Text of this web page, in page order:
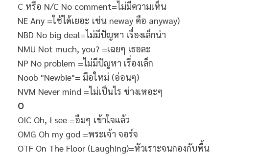
C หรือ N/C No comment=ไม่มีความเห็น
NE Any =ใช้ได้เยอะ เช่น neway คือ anyway)
NBD No big deal=ไม่มีปัญหา เรื่องเล็กน่า
NMU Not much, you? =เฉยๆ เธอละ
NP No problem =ไม่มีปัญหา เรื่องเล็ก
Noob "Newbie"= มือใหม่ (อ่อนๆ)
NVM Never mind =ไม่เป็นไร ช่างเหอะๆ
O
OIC Oh, I see =อืมๆ เข้าใจแล้ว
OMG Oh my god =พระเจ้า จอร์จ
OTF On The Floor (Laughing)=หัวเราะจนกองกับพื้น